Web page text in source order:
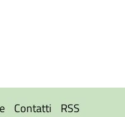
Contatti
RSS